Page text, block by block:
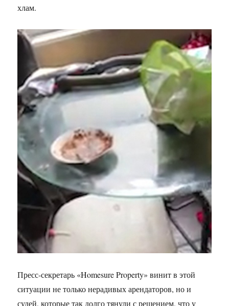
хлам.
Пресс-секретарь «Homesure Property» винит в этой
ситуации не только нерадивых арендаторов, но и
судей, которые так долго тянули с решением, что у